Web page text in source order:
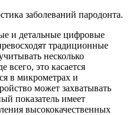
заболеваний пародонта.
и детальные цифровые
традиционные
несколько
всего, это касается
в микрометрах и
может захватывать
показатель имеет
высококачественных